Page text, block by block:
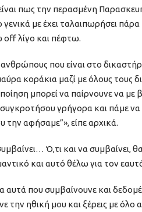
πως την περασμένη
γενικά με έχει ταλαιπωρήσει
off λίγο και πέφτω.
που είναι στο
κοράκια μαζί με όλους τους
μπορεί να παίρνουνε να με
γρήγορα και πάμε
την αφήσαμε”», είπε αρχικά.
Ό,τι και να συμβαίνει,
και αυτό θέλω για τον
αυτά που συμβαίνουνε και
την ηθική μου και ξέρεις με όλο